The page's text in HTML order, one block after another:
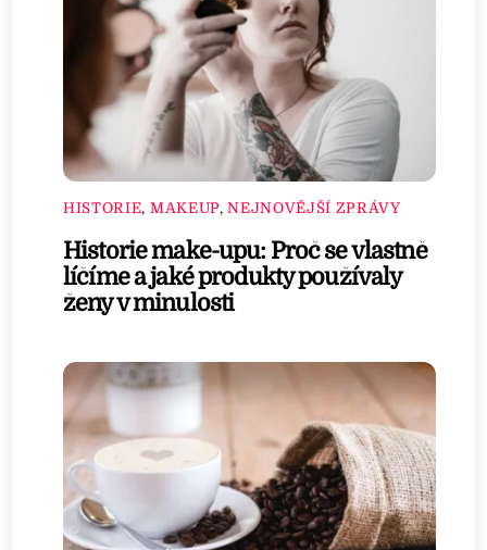
HISTORIE, MAKEUP,NEJNOVĚJŠÍ ZPRÁVY
Historie make-upu: Proč se vlastně
líčíme a jaké produkty používaly
ženy v minulosti